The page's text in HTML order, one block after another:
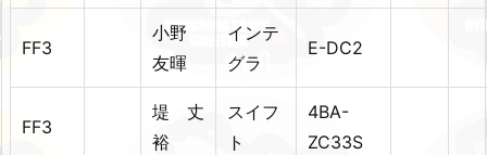
FF3
小野
友暉
インテ
グラ
E-DC2
FF3
堤 丈
裕
スイフ
ト
4BA-
ZC33S